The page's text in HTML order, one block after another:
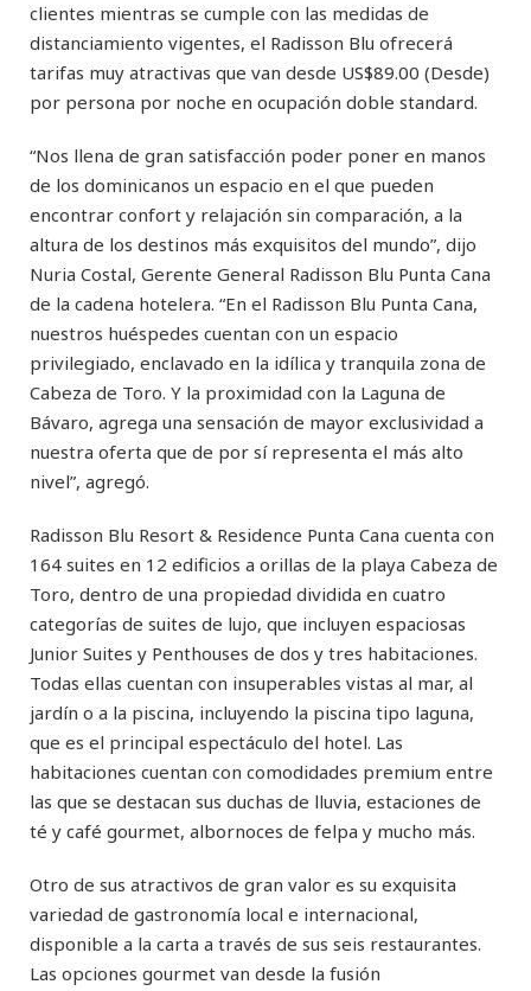
clientes mientras se cumple con las medidas de
distanciamiento vigentes, el Radisson Blu ofrecerá
tarifas muy atractivas que van desde US$89.00 (Desde)
por persona por noche en ocupación doble standard.
“Nos llena de gran satisfacción poder poner en manos
de los dominicanos un espacio en el que pueden
encontrar confort y relajación sin comparación, a la
altura de los destinos más exquisitos del mundo”, dijo
Nuria Costal, Gerente General Radisson Blu Punta Cana
de la cadena hotelera. “En el Radisson Blu Punta Cana,
nuestros huéspedes cuentan con un espacio
privilegiado, enclavado en la idílica y tranquila zona de
Cabeza de Toro. Y la proximidad con la Laguna de
Bávaro, agrega una sensación de mayor exclusividad a
nuestra oferta que de por sí representa el más alto
nivel”, agregó.
Radisson Blu Resort & Residence Punta Cana cuenta con
164 suites en 12 edificios a orillas de la playa Cabeza de
Toro, dentro de una propiedad dividida en cuatro
categorías de suites de lujo, que incluyen espaciosas
Junior Suites y Penthouses de dos y tres habitaciones.
Todas ellas cuentan con insuperables vistas al mar, al
jardín o a la piscina, incluyendo la piscina tipo laguna,
que es el principal espectáculo del hotel. Las
habitaciones cuentan con comodidades premium entre
las que se destacan sus duchas de lluvia, estaciones de
té y café gourmet, albornoces de felpa y mucho más.
Otro de sus atractivos de gran valor es su exquisita
variedad de gastronomía local e internacional,
disponible a la carta a través de sus seis restaurantes.
Las opciones gourmet van desde la fusión